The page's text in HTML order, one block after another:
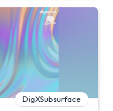
DigXSubsurface